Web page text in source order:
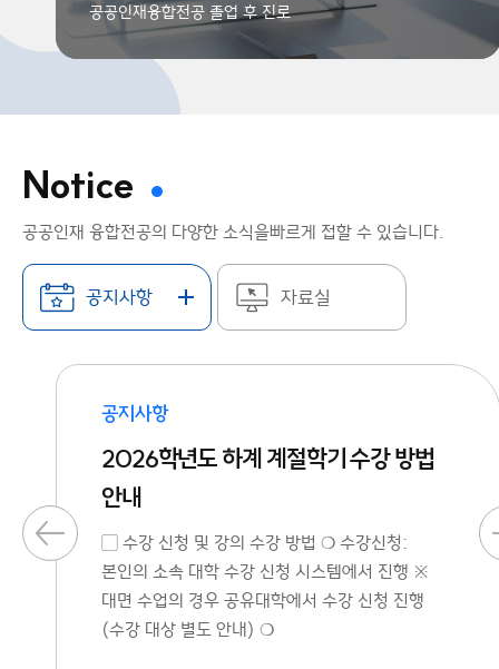
공공인재융합전공 소개
공공인재융합전공 교육목표
공공인재융합전공 졸업 후 진로
Notice
공공인재 융합전공의 다양한 소식을빠르게 접할 수 있습니다.
공지사항 자료실
공지사항
2026학년도 하계 계절학기 수강 방법
안내
▢ 수강 신청 및 강의 수강 방법 ❍ 수강신청:
본인의 소속 대학 수강 신청 시스템에서 진행 ※
대면 수업의 경우 공유대학에서 수강 신청 진행
(수강 대상 별도 안내) ❍